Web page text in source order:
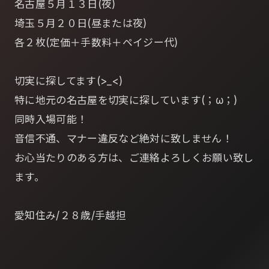
名古屋５月１３日(夜)
埼玉５月２０日(昼または夜)
各２枚(定価＋手数料＋ペイジー代)
切実に探してます(>_<)
特に地元の名古屋を切実に探しています(；ω；)
同時入場可能！
音信不通、マナー違反など絶対に致しません！
お心当たりのある方は、ご連絡よろしくお願い致し
ます。
愛知住み/２８歳/手越担